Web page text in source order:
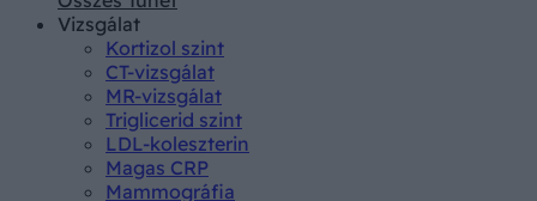
Vizsgálat
Kortizol szint
CT-vizsgálat
MR-vizsgálat
Triglicerid szint
LDL-koleszterin
Magas CRP
Mammográfia